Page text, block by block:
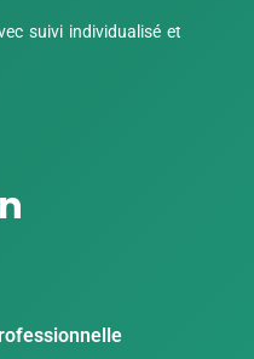
suivi individualisé et